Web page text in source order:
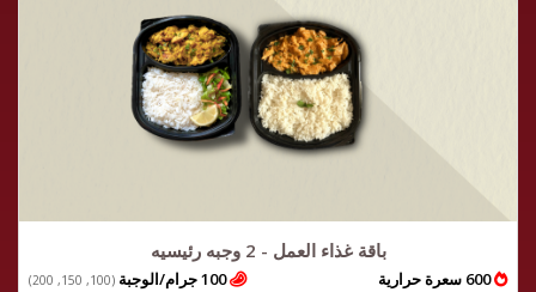
باقة غذاء العمل - 2 وجبه رئيسيه
600 سعرة حرارية 100 جرام/الوجبة (100, 150, 200)